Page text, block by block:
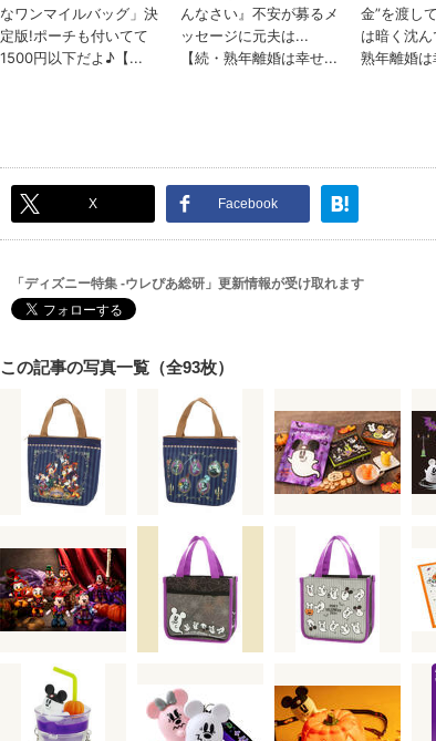
X Facebook
「ディズニー特集 -ウレぴあ総研」更新情報が受け取れます
この記事の写真一覧（全93枚）